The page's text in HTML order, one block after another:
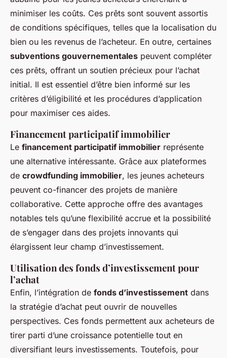
minimiser les coûts. Ces prêts sont souvent assortis
de conditions spécifiques, telles que la localisation du
bien ou les revenus de l’acheteur. En outre, certaines
subventions gouvernementales peuvent compléter
ces prêts, offrant un soutien précieux pour l’achat
initial. Il est essentiel d’être bien informé sur les
critères d’éligibilité et les procédures d’application
pour maximiser ces aides.
Financement participatif immobilier
Le financement participatif immobilier représente
une alternative intéressante. Grâce aux plateformes
de crowdfunding immobilier, les jeunes acheteurs
peuvent co-financer des projets de manière
collaborative. Cette approche offre des avantages
notables tels qu’une flexibilité accrue et la possibilité
de s’engager dans des projets innovants qui
élargissent leur champ d’investissement.
Utilisation des fonds d’investissement pour
l’achat
Enfin, l’intégration de fonds d’investissement dans
la stratégie d’achat peut ouvrir de nouvelles
perspectives. Ces fonds permettent aux acheteurs de
tirer parti d’une croissance potentielle tout en
diversifiant leurs investissements. Toutefois, pour